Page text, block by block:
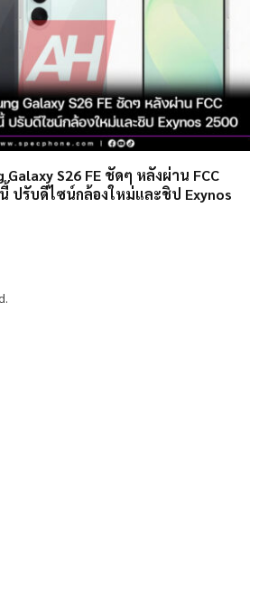
S26 FE ชัดๆ หลังผ่าน FCC
ปรับดีไซน์กล้องใหม่และชิป Exynos